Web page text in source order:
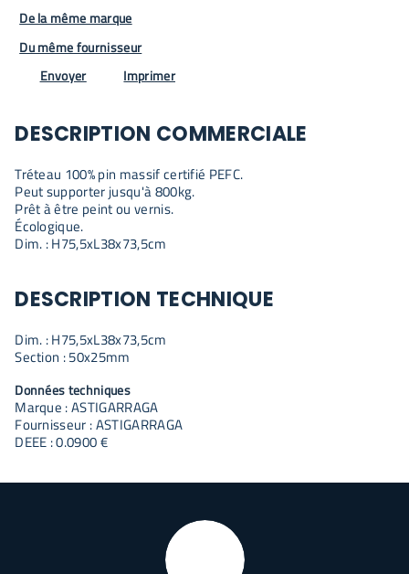
De la même marque
Du même fournisseur
Envoyer
Imprimer
DESCRIPTION COMMERCIALE
Tréteau 100% pin massif certifié PEFC.
Peut supporter jusqu'à 800kg.
Prêt à être peint ou vernis.
Écologique.
Dim. : H75,5xL38x73,5cm
DESCRIPTION TECHNIQUE
Dim. : H75,5xL38x73,5cm
Section : 50x25mm
Données techniques
Marque : ASTIGARRAGA
Fournisseur : ASTIGARRAGA
DEEE : 0.0900 €